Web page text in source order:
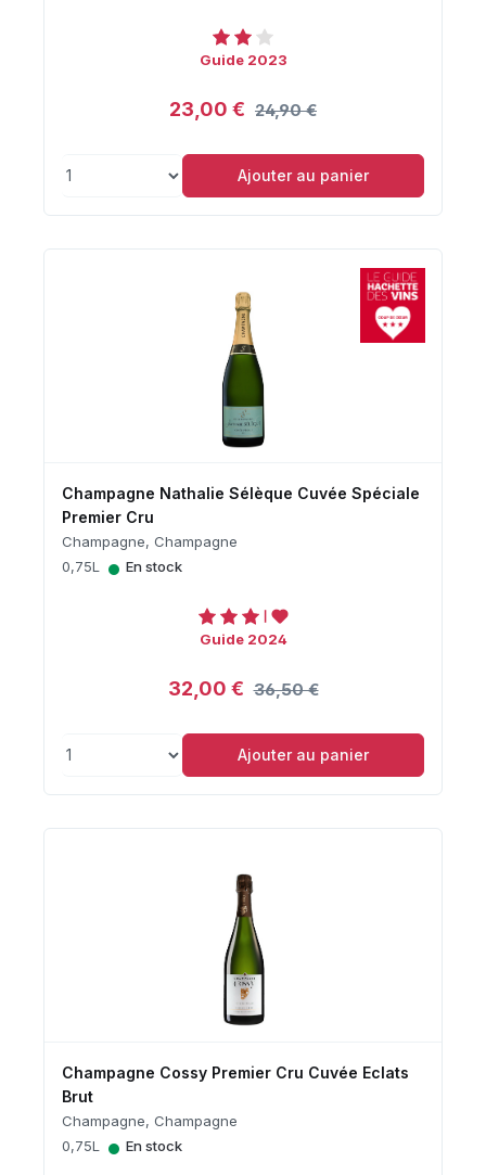
Guide 2023
23,00 € 24,90 €
Ajouter au panier
Champagne Nathalie Sélèque Cuvée Spéciale
Premier Cru
Champagne, Champagne
0,75L
• En stock
Guide 2024
32,00 € 36,50 €
Ajouter au panier
Champagne Cossy Premier Cru Cuvée Eclats
Brut
Champagne, Champagne
0,75L
• En stock